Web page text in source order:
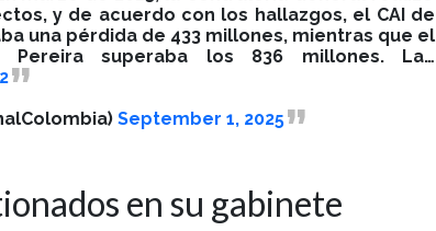
y de acuerdo con los hallazgos, el CAI de
una pérdida de 433 millones, mientras que el
superaba los 836 millones. La…
September 1, 2025
en su gabinete